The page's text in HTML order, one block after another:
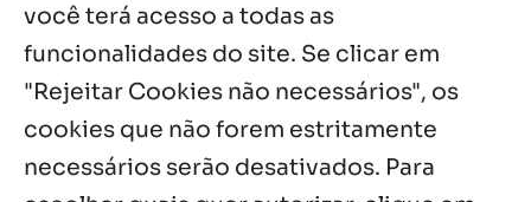
você terá acesso a todas as
funcionalidades do site. Se clicar em
"Rejeitar Cookies não necessários", os
cookies que não forem estritamente
necessários serão desativados. Para
Fazenda Dom Mário comemora 5 anos
com testemunhos e missa em São
Cristóvão
5 ago, 2026
Notícias por Categoria